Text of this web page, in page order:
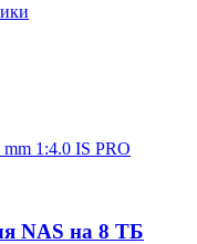
1:4.0 IS PRO
NAS на 8 ТБ